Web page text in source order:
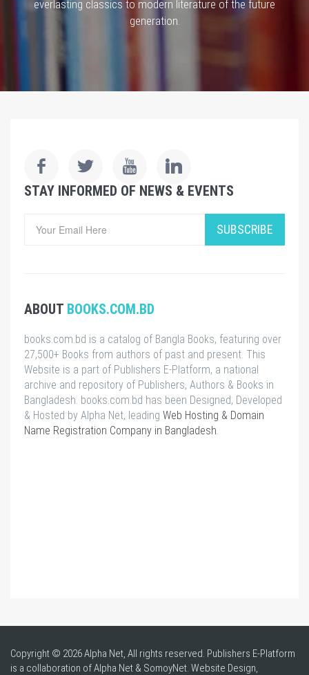
everlasting classics to modern literature of the future
generation.
STAY INFORMED OF NEWS & EVENTS
SUBSCRIBE
ABOUT BOOKS.COM.BD
books.com.bd is a catalog of Bangla Books, featuring over
27,500+ Books from authors of past and present. This
Website is a part of Publishers E-Platform, a national
archive and repository of Publishers, Authors & Books in
Bangladesh. books.com.bd has been Designed, Developed
& Hosted by Alpha Net, leading Web Hosting & Domain
Name Registration Company in Bangladesh
Copyright © 2026 Alpha Net, All rights reserved. Publishers E-Platform
is a collaboration of Alpha Net & SomoyNet. Website Design,